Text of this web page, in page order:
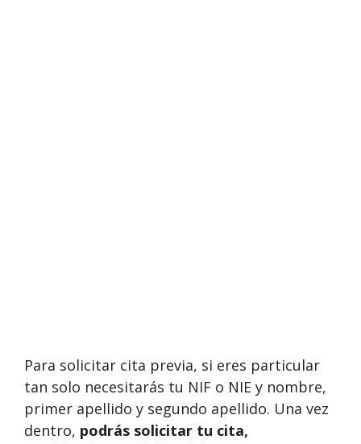
Para solicitar cita previa, si eres particular
tan solo necesitarás tu NIF o NIE y nombre,
primer apellido y segundo apellido. Una vez
dentro, podrás solicitar tu cita,